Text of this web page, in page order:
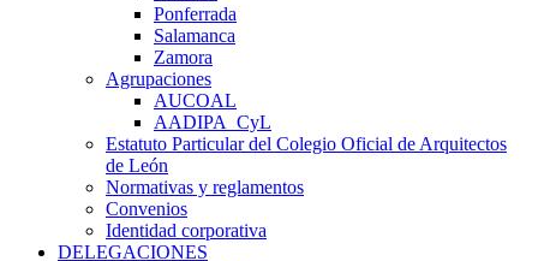
Ponferrada
Salamanca
Zamora
Agrupaciones
AUCOAL
AADIPA_CyL
Estatuto Particular del Colegio Oficial de Arquitectos
de León
Normativas y reglamentos
Convenios
Identidad corporativa
DELEGACIONES